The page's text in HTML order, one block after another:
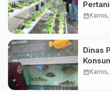
calendar_monthKamis,
Dinas
Gizi
calendar_monthKamis,